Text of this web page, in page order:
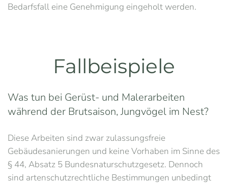
Bedarfsfall eine Genehmigung eingeholt werden.
Fallbeispiele
Was tun bei Gerüst- und Malerarbeiten
während der Brutsaison, Jungvögel im Nest?
Diese Arbeiten sind zwar zulassungsfreie
Gebäudesanierungen und keine Vorhaben im Sinne des
§ 44, Absatz 5 Bundesnaturschutzgesetz. Dennoch
sind artenschutzrechtliche Bestimmungen unbedingt